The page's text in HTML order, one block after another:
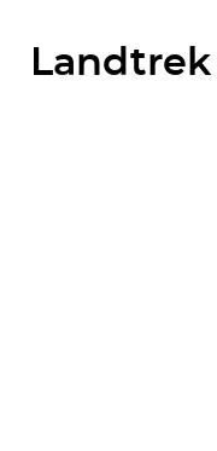
Landtrek